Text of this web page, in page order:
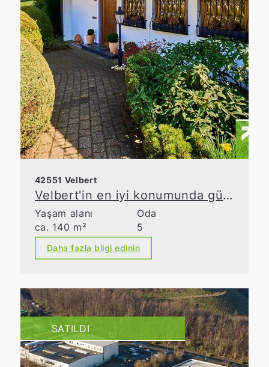
42551 Velbert
Velbert'in en iyi konumunda güneşli bahçesi olan bir rahatlık cenneti
Yaşam alanı
ca. 140 m²
Oda
5
Daha fazla bilgi edinin
SATILDI